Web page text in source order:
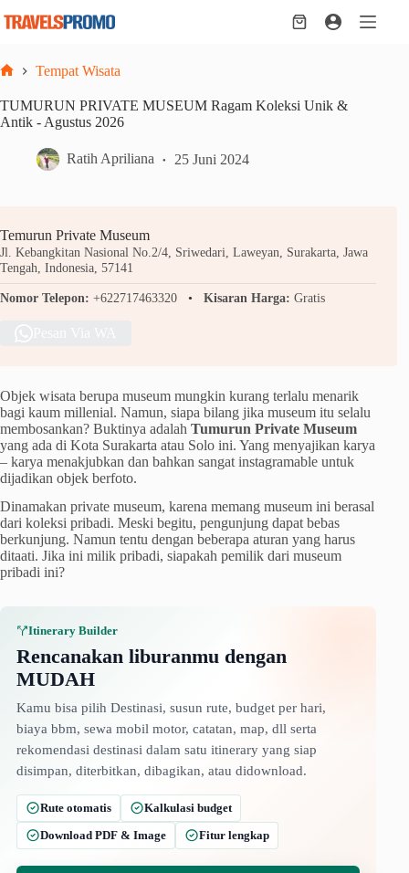
Shopping
Tempat Wisata
TUMURUN PRIVATE MUSEUM Ragam Koleksi Unik &
Antik - Agustus 2026
Ratih Apriliana 25 Juni 2024
Temurun Private Museum
Jl. Kebangkitan Nasional No.2/4, Sriwedari, Laweyan, Surakarta, Jawa
Tengah, Indonesia, 57141
Nomor Telepon: +622717463320 Kisaran Harga: Gratis
Objek wisata berupa museum mungkin kurang terlalu menarik
bagi kaum millenial. Namun, siapa bilang jika museum itu selalu
membosankan? Buktinya adalah Tumurun Private Museum
yang ada di Kota Surakarta atau Solo ini. Yang menyajikan karya
– karya menakjubkan dan bahkan sangat instagramable untuk
dijadikan objek berfoto.
Dinamakan private museum, karena memang museum ini berasal
dari koleksi pribadi. Meski begitu, pengunjung dapat bebas
berkunjung. Namun tentu dengan beberapa aturan yang harus
ditaati. Jika ini milik pribadi, siapakah pemilik dari museum
pribadi ini?
Itinerary Builder
Rencanakan liburanmu dengan
MUDAH
Kamu bisa pilih Destinasi, susun rute, budget per hari,
biaya bbm, sewa mobil motor, catatan, map, dll serta
rekomendasi destinasi dalam satu itinerary yang siap
disimpan, diterbitkan, dibagikan, atau didownload.
Rute otomatis
Kalkulasi budget
Download PDF & Image
Fitur lengkap